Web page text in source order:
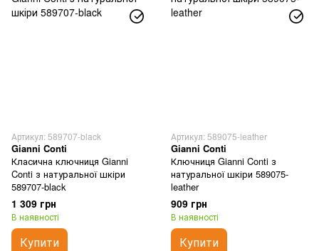
Артикул: 589707-black
Gianni Conti
Класична ключниця Gianni
Conti з натуральної шкіри
589707-black
1 309 грн
В наявності
Купити
Артикул: 589075-leather
Gianni Conti
Ключниця Gianni Conti з
натуральної шкіри 589075-
leather
909 грн
В наявності
Купити